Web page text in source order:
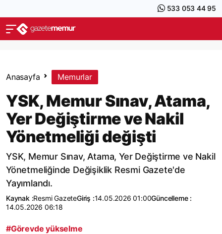
533 053 44 95
Anasayfa Memurlar
YSK, Memur Sınav, Atama,
Yer Değiştirme ve Nakil
Yönetmeliği değişti
YSK, Memur Sınav, Atama, Yer Değiştirme ve Nakil
Yönetmeliğinde Değişiklik Resmi Gazete'de
Yayımlandı.
Kaynak :Resmi GazeteGiriş :14.05.2026 01:00Güncelleme :
14.05.2026 06:18
#Görevde yükselme